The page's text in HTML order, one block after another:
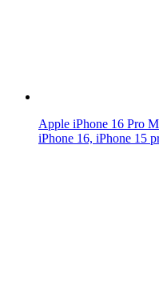
Apple iPhone 16 Pro
iPhone 16, iPhone 15